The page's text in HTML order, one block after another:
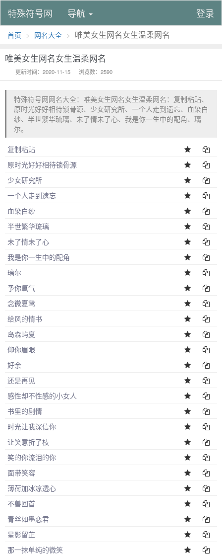
特殊符号网 导航 登录
首页 网名大全 唯美女生网名女生温柔网名
唯美女生网名女生温柔网名
更新时间：2020-11-15 浏览数：2590
特殊符号网网名大全：唯美女生网名女生温柔网名：复制粘贴、
原时光好好相待锁骨源、少女研究所、一个人走到遗忘、血染白
纱、半世繁华琉璃、未了情未了心、我是你一生中的配角、璃
尔。
复制粘贴
原时光好好相待锁骨源
少女研究所
一个人走到遗忘
血染白纱
半世繁华琉璃
未了情未了心
我是你一生中的配角
璃尔
予你氧气
念微夏鸳
给风的情书
岛森屿夏
仰你眉眼
好余
还是再见
感性却不性感的小女人
书里的剧情
时光让我深信你
让笑意折了枝
笑的你流泪的你
面带笑容
薄荷加冰凉透心
不兽回首
青丝如墨恋君
星影留芷
那一抹单纯的微笑